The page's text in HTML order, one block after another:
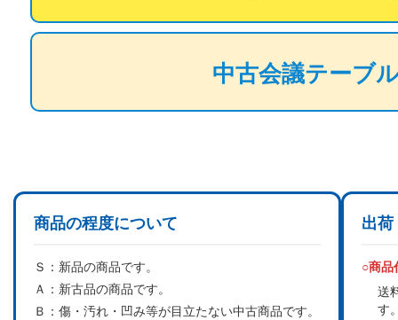
中古会議テーブ
商品の程度について
Ｓ： 新品の商品です。
Ａ： 新古品の商品です。
Ｂ： 傷・汚れ・凹み等が目立たない中古商品です。
出荷
○商品
送
す